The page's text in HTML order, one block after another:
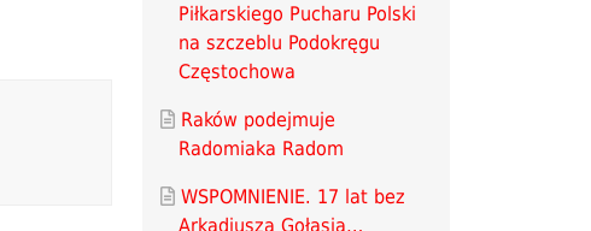
Piłkarskiego Pucharu Polski
na szczeblu Podokręgu
Częstochowa
Raków podejmuje
Radomiaka Radom
WSPOMNIENIE. 17 lat bez
Arkadiusza Gołasia…